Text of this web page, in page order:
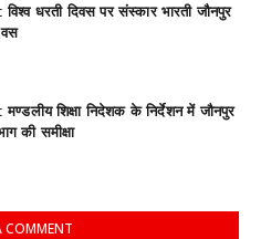
धरती दिवस पर संस्कार भारती जौनपुर
शिक्षा निदेशक के निर्देशन में जौनपुर
की समीक्षा
COMMENT